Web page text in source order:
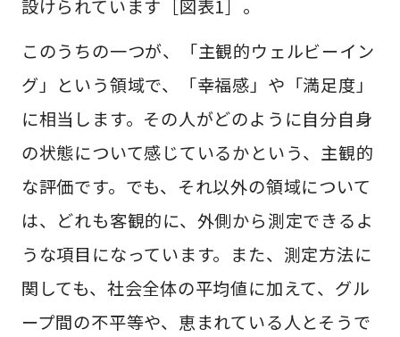
設けられています［図表1］。
このうちの一つが、「主観的ウェルビーイン
グ」という領域で、「幸福感」や「満足度」
に相当します。その人がどのように自分自身
の状態について感じているかという、主観的
な評価です。でも、それ以外の領域について
は、どれも客観的に、外側から測定できるよ
うな項目になっています。また、測定方法に
関しても、社会全体の平均値に加えて、グル
ープ間の不平等や、恵まれている人とそうで